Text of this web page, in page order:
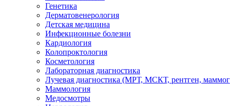
Генетика
Дерматовенерология
Детская медицина
Инфекционные болезни
Кардиология
Колопроктология
Косметология
Лабораторная диагностика
Лучевая диагностика (МРТ, МСКТ, рентген,
Маммология
Медосмотры